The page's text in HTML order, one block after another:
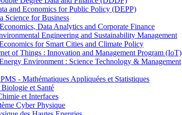
and Economics for Public Policy (DEPP)
Science for Business
Data Analytics and Corporate Finance
Engineering and Sustainability Management
for Smart Cities and Climate Policy
of Things : Innovation and Management Program (IoT)
Environment : Science Technology & Management
- Mathématiques Appliquées et Statistiques
et Santé
et Interfaces
Cyber Physique